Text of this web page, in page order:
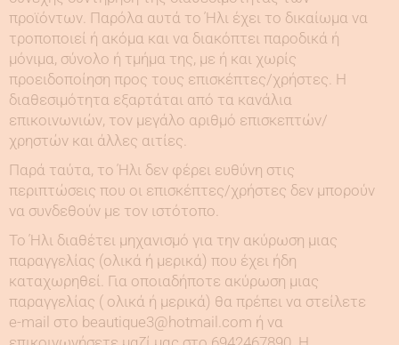
προϊόντων. Παρόλα αυτά το Ήλι έχει το δικαίωμα να
τροποποιεί ή ακόμα και να διακόπτει παροδικά ή
μόνιμα, σύνολο ή τμήμα της, με ή και χωρίς
προειδοποίηση προς τους επισκέπτες/χρήστες. Η
διαθεσιμότητα εξαρτάται από τα κανάλια
επικοινωνιών, τον μεγάλο αριθμό επισκεπτών/
χρηστών και άλλες αιτίες.
Παρά ταύτα, το Ήλι δεν φέρει ευθύνη στις
περιπτώσεις που οι επισκέπτες/χρήστες δεν μπορούν
να συνδεθούν με τον ιστότοπο.
Το Ήλι διαθέτει μηχανισμό για την ακύρωση μιας
παραγγελίας (ολικά ή μερικά) που έχει ήδη
καταχωρηθεί. Για οποιαδήποτε ακύρωση μιας
παραγγελίας ( ολικά ή μερικά) θα πρέπει να στείλετε
e-mail στο beautique3@hotmail.com ή να